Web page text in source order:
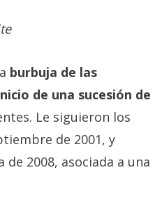
burbuja de las
de una sucesión de
Le siguieron los
de 2001, y
2008, asociada a una